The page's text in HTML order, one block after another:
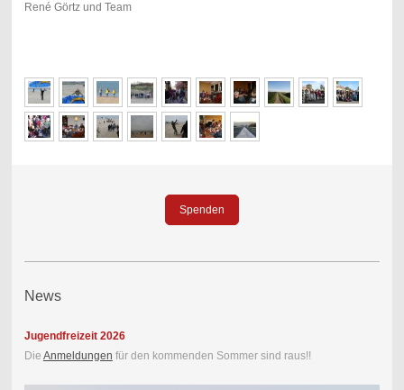
René Görtz und Team
Spenden
News
Jugendfreizeit 2026
Die Anmeldungen für den kommenden Sommer sind raus!!